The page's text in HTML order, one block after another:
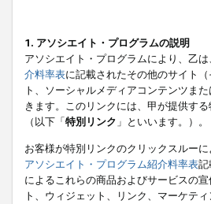
1. アソシエイト・プログラムの説明
アソシエイト・プログラムにより、乙は
介料率表に記載されたその他のサイト
ト、ソーシャルメディアコンテンツま
きます。このリンクには、甲が提供す
（以下「特別リンク 」といいます。）。
お客様が特別リンクのクリックスルー
アソシエイト・プログラム紹介料率表記
によるこれらの商品およびサービスの
ト、ウィジェット、リンク、マーケテ